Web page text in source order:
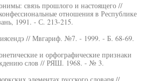
связь прошлого и настоящего //
отношения в Республике
1991. - С. 213-215.
// Мвгариф. №7. - 1999. - Б. 68-69.
и орфографические признаки
слов // РЯШ. 1968. - № 3.